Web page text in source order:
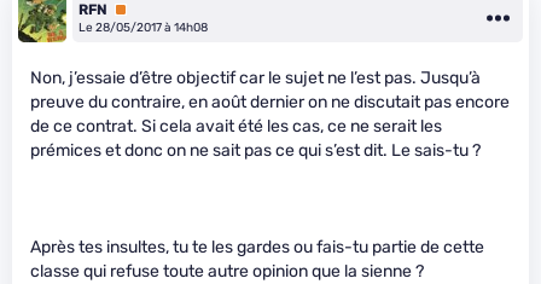
RFN
Premium
Le 28/05/2017 à 14h08
Non, j’essaie d’être objectif car le sujet ne l’est pas. Jusqu’à
preuve du contraire, en août dernier on ne discutait pas encore
de ce contrat. Si cela avait été les cas, ce ne serait les
prémices et donc on ne sait pas ce qui s’est dit. Le sais-tu ?
Après tes insultes, tu te les gardes ou fais-tu partie de cette
classe qui refuse toute autre opinion que la sienne ?